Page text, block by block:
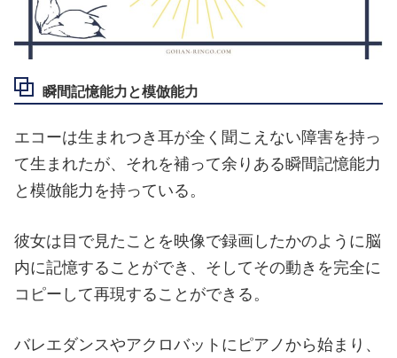
瞬間記憶能力と模倣能力
エコーは生まれつき耳が全く聞こえない障害を持っ
て生まれたが、それを補って余りある瞬間記憶能力
と模倣能力を持っている。
彼女は目で見たことを映像で録画したかのように脳
内に記憶することができ、そしてその動きを完全に
コピーして再現することができる。
バレエダンスやアクロバットにピアノから始まり、